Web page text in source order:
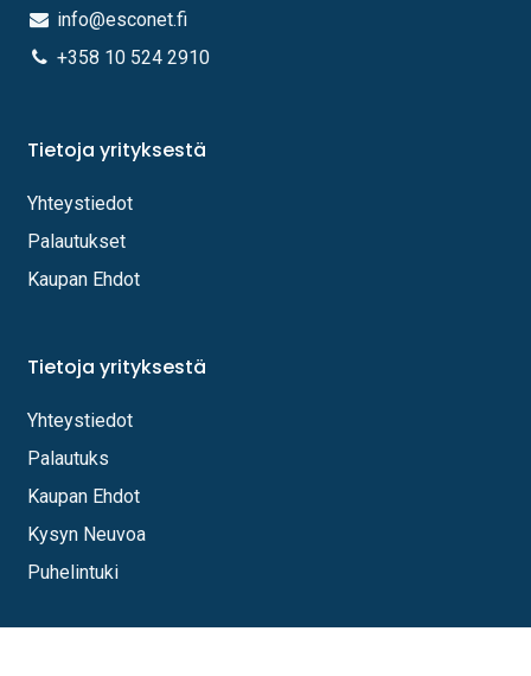
info@esconet.fi
+358 10 524 2910
Tietoja yrityksestä
Yhteystiedot
Palautukset
Kaupan Ehdot
Tietoja yrityksestä
Yhteystiedot
Palautuks
Kaupan Ehdot
Kysyn Neuvoa
Puhelintuki